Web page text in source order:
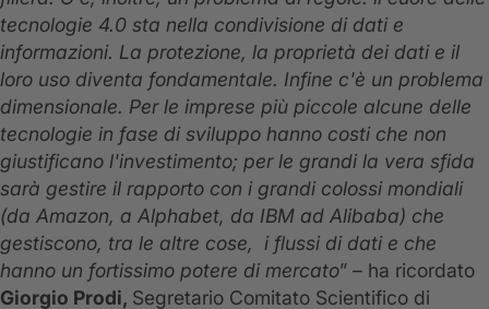
tecnologie 4.0 sta nella condivisione di dati e
informazioni. La protezione, la proprietà dei dati e il
loro uso diventa fondamentale. Infine c'è un problema
dimensionale. Per le imprese più piccole alcune delle
tecnologie in fase di sviluppo hanno costi che non
giustificano l'investimento; per le grandi la vera sfida
sarà gestire il rapporto con i grandi colossi mondiali
(da Amazon, a Alphabet, da IBM ad Alibaba) che
gestiscono, tra le altre cose, i flussi di dati e che
hanno un fortissimo potere di mercato” – ha ricordato
Giorgio Prodi, Segretario Comitato Scientifico di